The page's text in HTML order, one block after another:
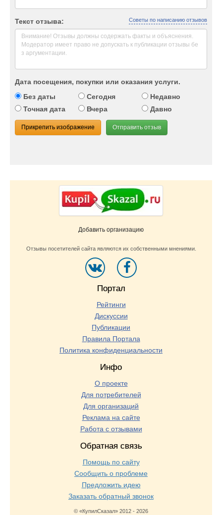
Текст отзыва: Советы по написанию отзывов
Дата посещения, покупки или оказания услуги.
Без даты
Сегодня
Недавно
Точная дата
Вчера Давно
Прикрепить изображение Отправить отзыв
Добавить организацию
Отзывы посетителей сайта являются их собственными мнениями.
Портал
Рейтинги
Дискуссии
Публикации
Правила Портала
Политика конфиденциальности
Инфо
О проекте
Для потребителей
Для организаций
Реклама на сайте
Работа с отзывами
Обратная связь
Помощь по сайту
Сообщить о проблеме
Предложить идею
Заказать обратный звонок
© «КупилСказал» 2012 - 2026